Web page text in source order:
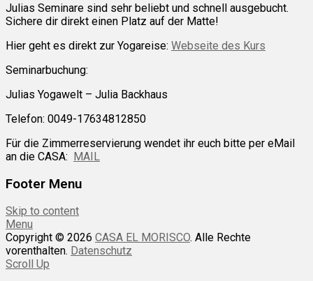
Julias Seminare sind sehr beliebt und schnell ausgebucht.
Sichere dir direkt einen Platz auf der Matte!
Hier geht es direkt zur Yogareise: Webseite des Kurs
Seminarbuchung:
Julias Yogawelt – Julia Backhaus
Telefon: 0049-17634812850
Für die Zimmerreservierung wendet ihr euch bitte per eMail
an die CASA: MAIL
Footer Menu
Skip to content
Menu
Copyright © 2026 CASA EL MORISCO. Alle Rechte
vorenthalten. Datenschutz
Scroll Up